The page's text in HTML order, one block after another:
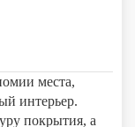
места,
интерьер.
покрытия, а